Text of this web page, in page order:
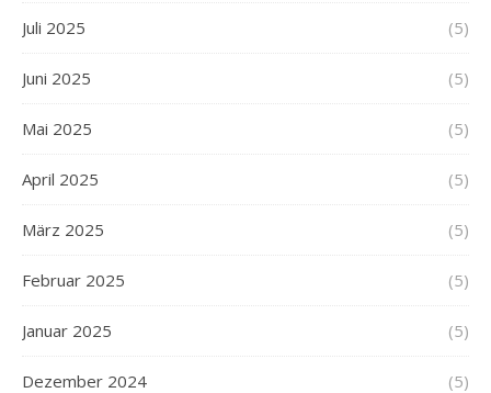
Juli 2025 (5)
Juni 2025 (5)
Mai 2025 (5)
April 2025 (5)
März 2025 (5)
Februar 2025 (5)
Januar 2025 (5)
Dezember 2024 (5)